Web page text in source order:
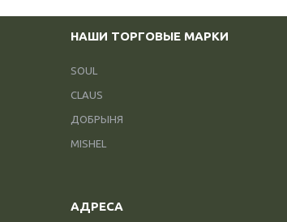
НАШИ ТОРГОВЫЕ МАРКИ
SOUL
CLAUS
ДОБРЫНЯ
MISHEL